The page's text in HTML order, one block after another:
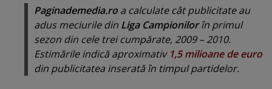
Paginademedia.roa calculate cât publicitate au
adus meciurile din Liga Campionilorîn primul
sezon din cele trei cumpărate, 2009 – 2010.
Estimările indică aproximativ 1,5 milioane de euro
din publicitatea inserată în timpul partidelor.